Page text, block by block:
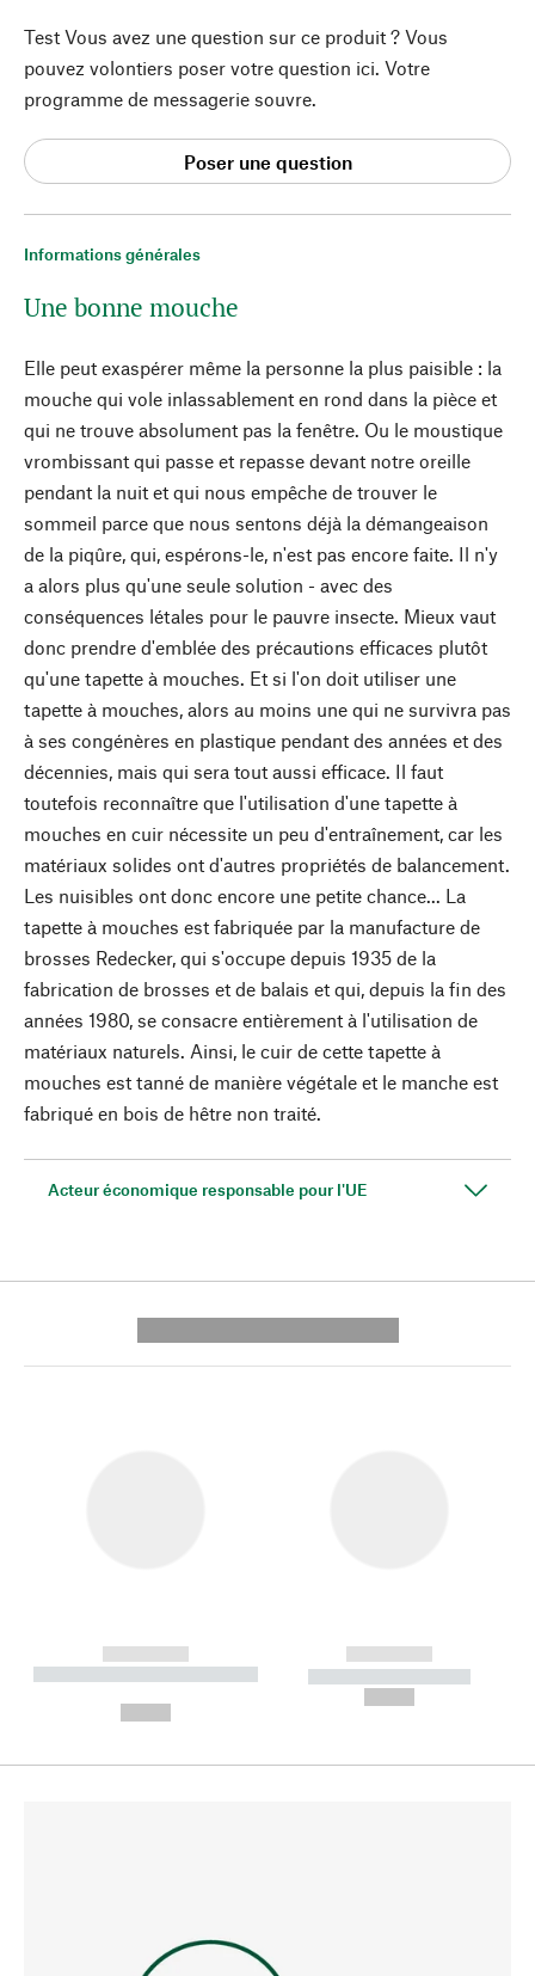
Informations générales
Une bonne mouche
Elle peut exaspérer même la personne la plus paisible : la
mouche qui vole inlassablement en rond dans la pièce et
qui ne trouve absolument pas la fenêtre. Ou le moustique
vrombissant qui passe et repasse devant notre oreille
pendant la nuit et qui nous empêche de trouver le
sommeil parce que nous sentons déjà la démangeaison
de la piqûre, qui, espérons-le, n'est pas encore faite. Il n'y
a alors plus qu'une seule solution - avec des
conséquences létales pour le pauvre insecte. Mieux vaut
donc prendre d'emblée des précautions efficaces plutôt
qu'une tapette à mouches. Et si l'on doit utiliser une
tapette à mouches, alors au moins une qui ne survivra pas
à ses congénères en plastique pendant des années et des
décennies, mais qui sera tout aussi efficace. Il faut
toutefois reconnaître que l'utilisation d'une tapette à
mouches en cuir nécessite un peu d'entraînement, car les
matériaux solides ont d'autres propriétés de balancement.
Les nuisibles ont donc encore une petite chance... La
tapette à mouches est fabriquée par la manufacture de
brosses Redecker, qui s'occupe depuis 1935 de la
fabrication de brosses et de balais et qui, depuis la fin des
années 1980, se consacre entièrement à l'utilisation de
matériaux naturels. Ainsi, le cuir de cette tapette à
mouches est tanné de manière végétale et le manche est
fabriqué en bois de hêtre non traité.
Acteur économique responsable pour l'UE
Test Vous avez une question sur ce produit ? Vous
pouvez volontiers poser votre question ici. Votre
programme de messagerie souvre.
Poser une question
------------
----------- ----------- --------
------------
----------- -----------